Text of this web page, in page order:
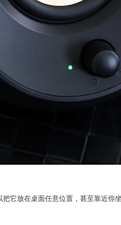
它放在桌面任意位置，甚至靠近你